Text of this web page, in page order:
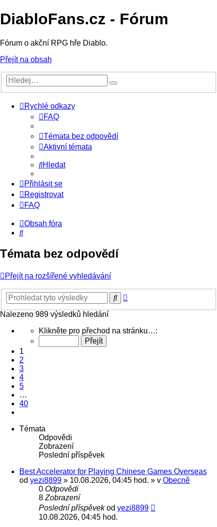
DiabloFans.cz - Fórum
Fórum o akční RPG hře Diablo.
Přejít na obsah
Rychlé odkazy
FAQ
Témata bez odpovědí
Aktivní témata
Hledat
Přihlásit se
Registrovat
FAQ
Obsah fóra
Hledat
Témata bez odpovědí
Přejít na rozšířené vyhledávání
Hledat
Nalezeno 989 výsledků hledání
Stránka
z
40
Klikněte pro přechod na stránku…:
1
2
3
4
5
…
40
Témata
Odpovědi
Zobrazení
Poslední příspěvek
Best Accelerator for Playing Chinese Games Overseas
od yezi8899 » 10.08.2026, 04:45 hod. » v Obecně
0 Odpovědi
8 Zobrazení
Poslední příspěvekod yezi8899
10.08.2026, 04:45 hod.